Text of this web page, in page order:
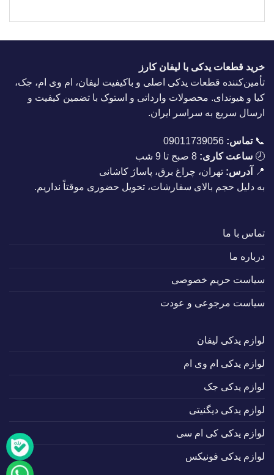
خرید قطعات یدکی با لیفان کارز
تأمین‌کننده قطعات یدکی اصلی و باکیفیت لیفان، ام وی ام، جک،
کیا و هیوندای. محصولات وارداتی و استوک با تضمین کیفیت و
ارسال سریع به سراسر ایران.
📞تماس: 09011739056
🕗 ساعت کاری:
📍
آدرس: تهران، چراغ برق، پاساژ کاشانی
به دلیل حجم بالای سفارشات، تحویل حضوری موقتاً نداریم.
تماس با ما
درباره ما
سیاست حریم خصوصی
سیاست مرجوعی و عودت
لوازم یدکی لیفان
لوازم یدکی ام وی ام
لوازم یدکی جک
لوازم یدکی دیگنیتی
لوازم یدکی کی ام سی
لوازم یدکی فونیکس